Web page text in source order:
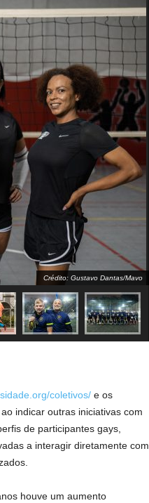
Crédito: Gustavo Dantas/Mavo
coletivos/e os
indicar outras iniciativas com
de participantes gays,
a interagir diretamente com
houve um aumento